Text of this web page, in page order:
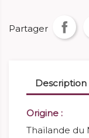
Partager
Description
Origine :
Thaïlande du